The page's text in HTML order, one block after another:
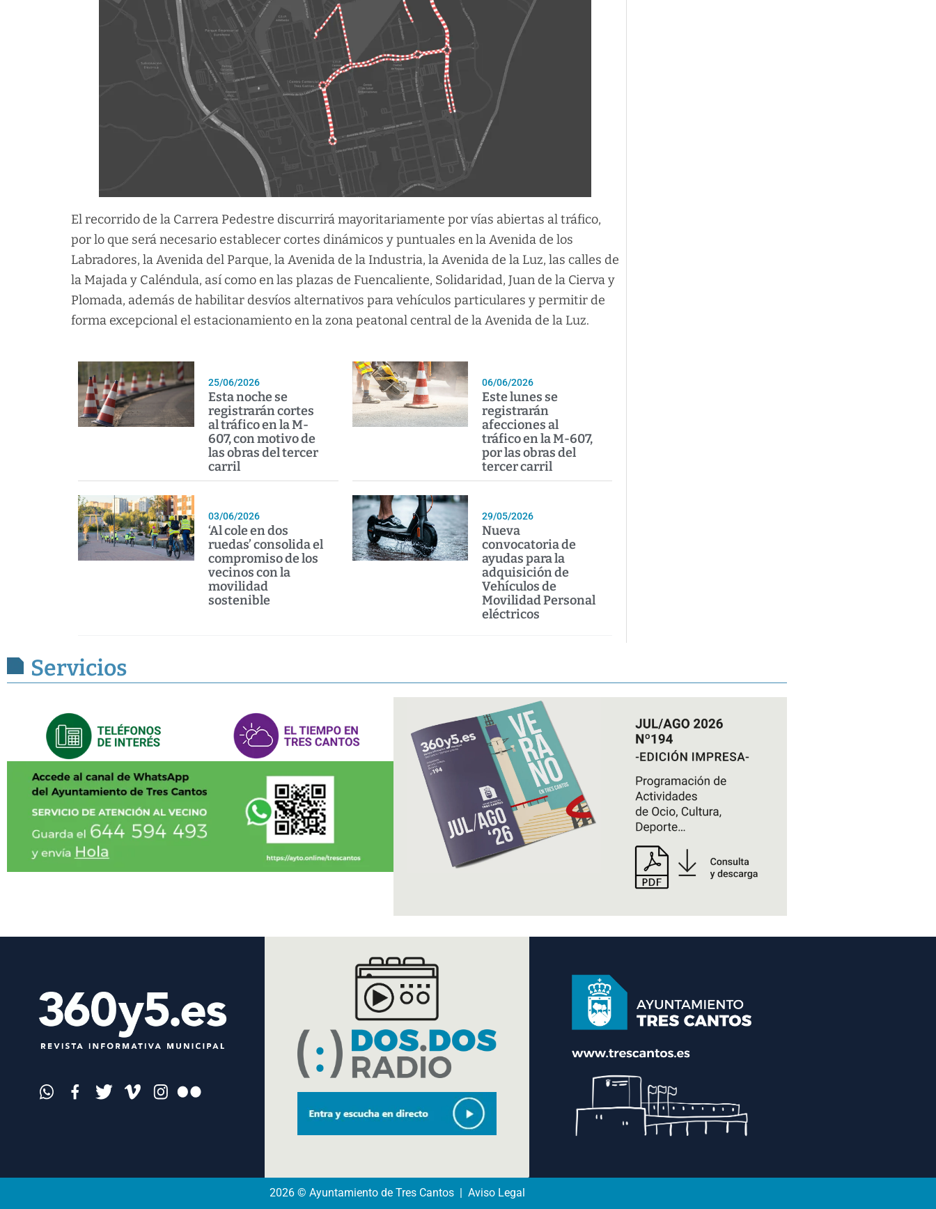
El recorrido de la Carrera Pedestre discurrirá mayoritariamente por vías abiertas al tráfico,
por lo que será necesario establecer cortes dinámicos y puntuales en la Avenida de los
Labradores, la Avenida del Parque, la Avenida de la Industria, la Avenida de la Luz, las calles de
la Majada y Caléndula, así como en las plazas de Fuencaliente, Solidaridad, Juan de la Cierva y
Plomada, además de habilitar desvíos alternativos para vehículos particulares y permitir de
forma excepcional el estacionamiento en la zona peatonal central de la Avenida de la Luz.
25/06/2026
Esta noche se
registrarán cortes
al tráfico en la M-
607, con motivo de
las obras del tercer
carril
06/06/2026
Este lunes se
registrarán
afecciones al
tráfico en la M-607,
por las obras del
tercer carril
03/06/2026
‘Al cole en dos
ruedas’ consolida el
compromiso de los
vecinos con la
movilidad
sostenible
29/05/2026
Nueva
convocatoria de
ayudas para la
adquisición de
Vehículos de
Movilidad Personal
eléctricos
Servicios
2026 © Ayuntamiento de Tres Cantos | Aviso Legal